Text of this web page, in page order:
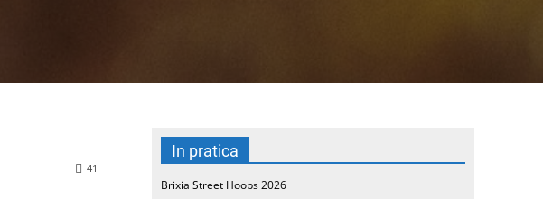
41
In pratica
Brixia Street Hoops 2026